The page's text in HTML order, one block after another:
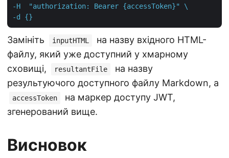
-H  "authorization: Bearer {accessToken}" \
-d {}
Замініть inputHTML
на назву вхідного HTML-
файлу, який уже доступний у хмарному
сховищі,
resultantFile
на назву
результуючого доступного файлу Markdown, а
accessToken
на маркер доступу JWT,
згенерований вище.
Висновок